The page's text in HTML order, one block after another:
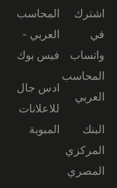
اشترك
في
واتساب
المحاسب
العربي
البنك
المركزي
المصري
المحاسب
العربي -
فيس بوك
ادس جال
للاعلانات
المبوبة